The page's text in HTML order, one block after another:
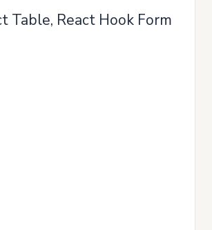
Table, React Hook Form